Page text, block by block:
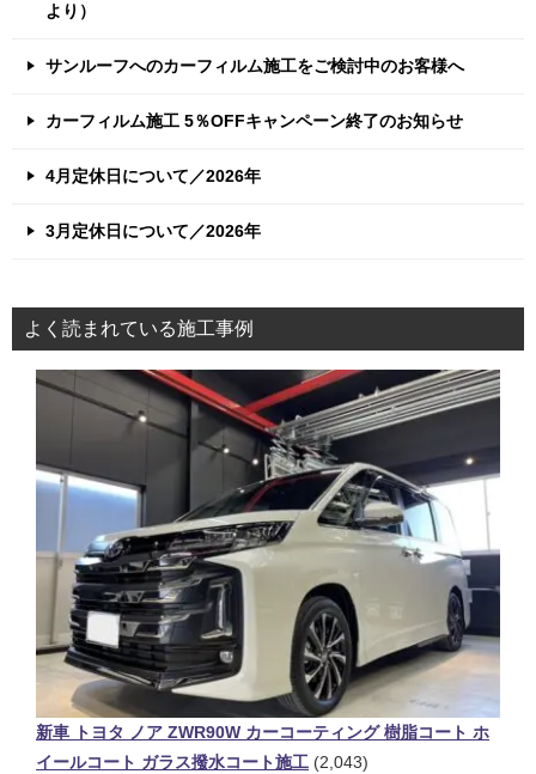
より）
サンルーフへのカーフィルム施工をご検討中のお客様へ
カーフィルム施工 5％OFFキャンペーン終了のお知らせ
4月定休日について／2026年
3月定休日について／2026年
よく読まれている施工事例
新車 トヨタ ノア ZWR90W カーコーティング 樹脂コート ホ
イールコート ガラス撥水コート施工 (2,043)